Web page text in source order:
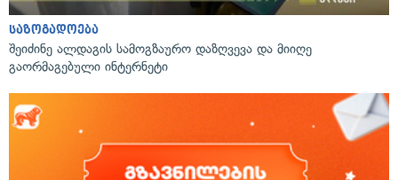
საზოგადოება
შეიძინე ალდაგის სამოგზაურო დაზღვევა და მიიღე
გაორმაგებული ინტერნეტი